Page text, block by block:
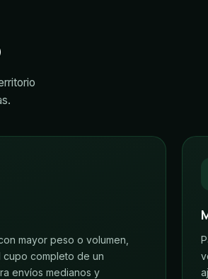
mayor peso o volumen,
completo de un
envíos medianos y